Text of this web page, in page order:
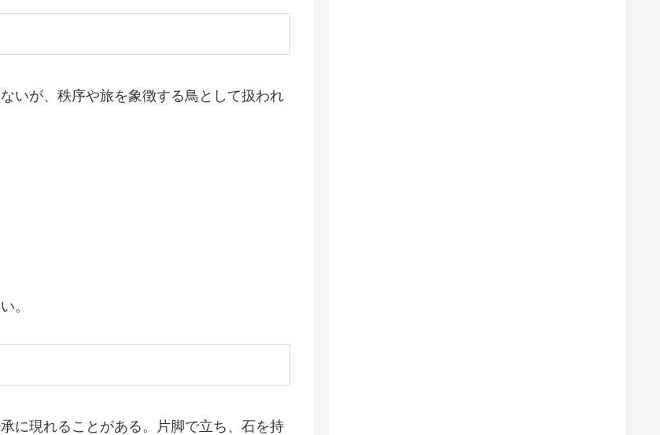
いが、秩序や旅を象徴する鳥として扱われ
。
に現れることがある。片脚で立ち、石を持